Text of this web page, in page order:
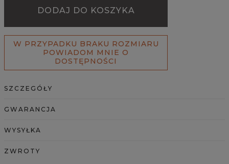
DODAJ DO KOSZYKA
W PRZYPADKU BRAKU ROZMIARU
POWIADOM MNIE O
DOSTĘPNOŚCI
SZCZEGÓŁY
GWARANCJA
WYSYŁKA
ZWROTY